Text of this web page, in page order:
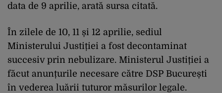
data de 9 aprilie, arată sursa citată.
În zilele de 10, 11 și 12 aprilie, sediul
Ministerului Justiției a fost decontaminat
succesiv prin nebulizare. Ministerul Justiției a
făcut anunțurile necesare către DSP București
în vederea luării tuturor măsurilor legale.